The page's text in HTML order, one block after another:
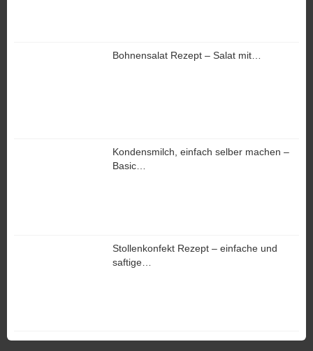
Bohnensalat Rezept – Salat mit…
Kondensmilch, einfach selber machen –
Basic…
Stollenkonfekt Rezept – einfache und
saftige…